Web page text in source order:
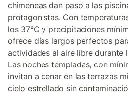
chimeneas dan paso a las
protagonistas. Con
los 37°C y precipitaciones
ofrece días largos perfectos
actividades al aire libre durante
Las noches templadas, con
invitan a cenar en las terrazas
cielo estrellado sin